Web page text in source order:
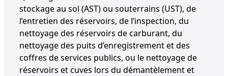
stockage au sol (AST) ou souterrains (UST), de
l’entretien des réservoirs, de l’inspection, du
nettoyage des réservoirs de carburant, du
nettoyage des puits d’enregistrement et des
coffres de services publics, ou le nettoyage de
réservoirs et cuves lors du démantèlement et